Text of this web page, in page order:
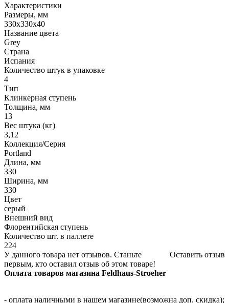
Характеристики
Размеры, мм
330x330x40
Название цвета
Grey
Страна
Испания
Количество штук в упаковке
4
Тип
Клинкерная ступень
Толщина, мм
13
Вес штука (кг)
3,12
Коллекция/Серия
Portland
Длина, мм
330
Ширина, мм
330
Цвет
серый
Внешний вид
Флорентийская ступень
Количество шт. в паллете
224
Оставить отзыв
У данного товара нет отзывов. Станьте
первым, кто оставил отзыв об этом товаре!
Оплата товаров магазина Feldhaus-Stroeher
- оплата наличными в нашем магазине(возможна доп. скидка);